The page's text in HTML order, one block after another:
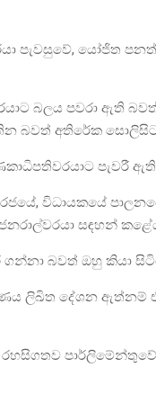
පැවසුවේ, යෝජිත පනත්
බලය පවරා ඇති
බවත් අතිරේක
පැවරී ඇති
විධායකයේ
සඳහන්
බවත් ඔහු කියා
ලිඛිත දේශන ඇත්නම්
පාර්ලිමේන්තුවේ